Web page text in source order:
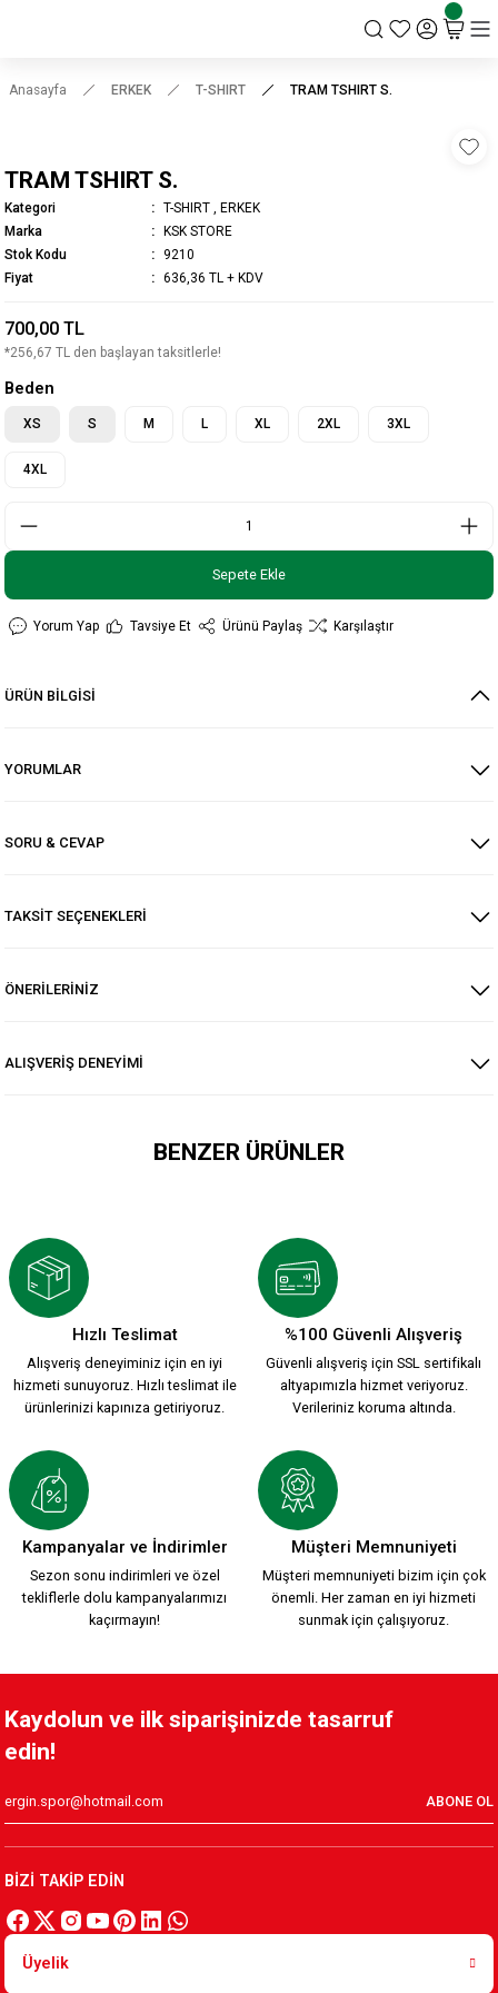
Anasayfa ERKEK T-SHIRT TRAM TSHIRT S.
TRAM TSHIRT S.
Kategori T-SHIRT
ERKEK
Marka
KSK STORE
Stok Kodu
9210
Fiyat
636,36 TL + KDV
700,00 TL
*256,67 TL den başlayan taksitlerle!
Beden
XS S M L XL 2XL 3XL
4XL
Sepete Ekle
Yorum Yap Tavsiye Et Ürünü Paylaş Karşılaştır
ÜRÜN BİLGİSİ
YORUMLAR
SORU & CEVAP
TAKSİT SEÇENEKLERİ
ÖNERİLERİNİZ
ALIŞVERİŞ DENEYİMİ
BENZER ÜRÜNLER
800,00 TL
YENİ SEZON 2026/2027 HUMMEL FUNCTIONAL POLO T-
2.000,00 TL
YENİ SEZON 2026/2027 HUMMEL TRANING T-SHIRT S.
1.500,00 TL
KAFSİNKAF 1912 T-SHIRT S.
800,00 TL
Hızlı Teslimat
Alışveriş deneyiminiz için en iyi
hizmeti sunuyoruz. Hızlı teslimat ile
ürünlerinizi kapınıza getiriyoruz.
%100 Güvenli Alışveriş
Güvenli alışveriş için SSL sertifikalı
altyapımızla hizmet veriyoruz.
Verileriniz koruma altında.
Kampanyalar ve İndirimler
Sezon sonu indirimleri ve özel
tekliflerle dolu kampanyalarımızı
kaçırmayın!
Müşteri Memnuniyeti
Müşteri memnuniyeti bizim için çok
önemli. Her zaman en iyi hizmeti
sunmak için çalışıyoruz.
Kaydolun ve ilk siparişinizde tasarruf
edin!
ABONE OL
BİZİ TAKİP EDİN
Üyelik